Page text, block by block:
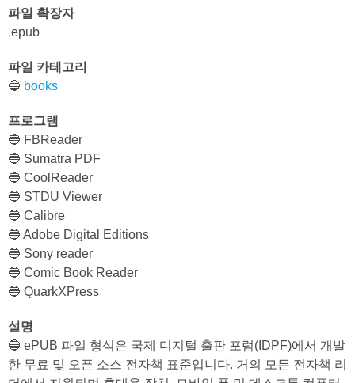
파일 확장자
.epub
파일 카테고리
🔵 books
프로그램
🔵 FBReader
🔵 Sumatra PDF
🔵 CoolReader
🔵 STDU Viewer
🔵 Calibre
🔵 Adobe Digital Editions
🔵 Sony reader
🔵 Comic Book Reader
🔵 QuarkXPress
설명
🔵 ePUB 파일 형식은 국제 디지털 출판 포럼(IDPF)에서 개발
한 무료 및 오픈 소스 전자책 표준입니다. 거의 모든 전자책 리